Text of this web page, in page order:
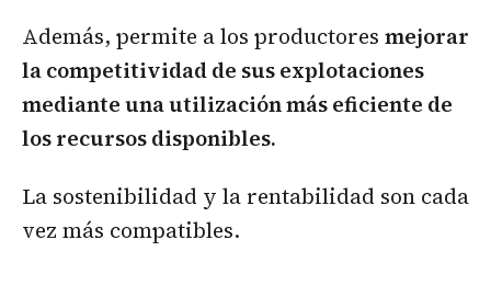
Además, permite a los productores mejorar
la competitividad de sus explotaciones
mediante una utilización más eficiente de
los recursos disponibles.
La sostenibilidad y la rentabilidad son cada
vez más compatibles.